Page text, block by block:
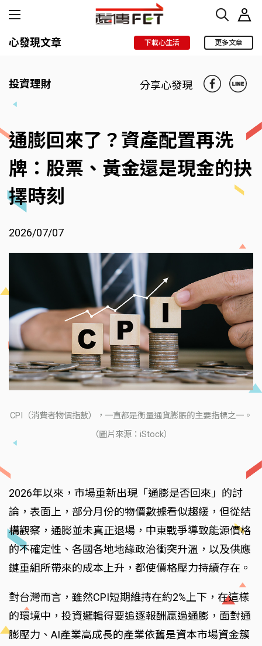
心發現文章 下載心生活 更多文章
投資理財 分享心發現
通膨回來了？資產配置再洗
牌：股票、黃金還是現金的抉
擇時刻
2026/07/07
CPI（消費者物價指數），一直都是衡量通貨膨脹的主要指標之一。
（圖片來源：iStock）
2026年以來，市場重新出現「通膨是否回來」的討
論，表面上，部分月份的物價數據看似趨緩，但從結
構觀察，通膨並未真正退場，中東戰爭導致能源價格
的不確定性、各國各地地緣政治衝突升溫，以及供應
鏈重組所帶來的成本上升，都使價格壓力持續存在。
對台灣而言，雖然CPI短期維持在約2%上下，在這樣
的環境中，投資邏輯得要追逐報酬贏過通膨，面對通
膨壓力、AI產業高成長的產業依舊是資本市場資金簇